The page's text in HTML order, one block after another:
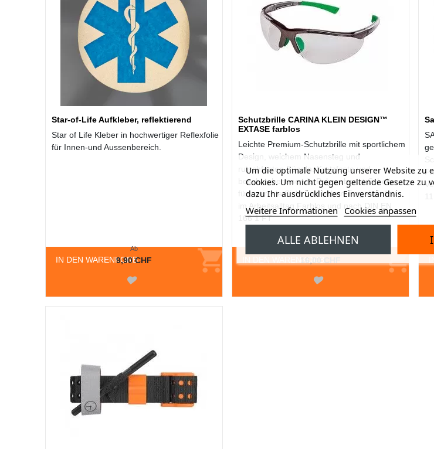
Star-of-Life Aufkleber, reflektierend
Star of Life Kleber in hochwertiger Reflexfolie
für Innen-und Aussenbereich.
IN DEN WARENKORB
Ab
9,90 CHF
Schutzbrille CARINA KLEIN DESIGN™
EXTASE farblos
Leichte Premium-Schutzbrille mit sportlichem
Design, weichem Nasensteg und
rutschfesten Bügeln. Kratzfeste und
beschlaghemmende Polycarbonat-Scheibe
für optimale Sicht und hohen Tragekomfort
im Arbeitsalltag.Farblos und nach DIN EN
166 1 FT
Um die optimale Nutzung unserer Website zu
Cookies. Um nicht gegen geltende Gesetze zu
dazu Ihr ausdrückliches Einverständnis.
Weitere Informationen Cookies anpassen
ALLE ABLEHNEN